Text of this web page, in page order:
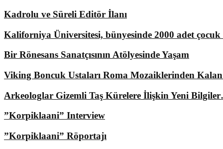
Kadrolu ve Süreli Editör İlanı
Kaliforniya Üniversitesi, bünyesinde 2000 adet
Bir Rönesans Sanatçısının Atölyesinde Yaşam
Viking Boncuk Ustaları Roma Mozaiklerinden
Arkeologlar Gizemli Taş Kürelere İlişkin Yeni
”Korpiklaani” Interview
”Korpiklaani” Röportajı